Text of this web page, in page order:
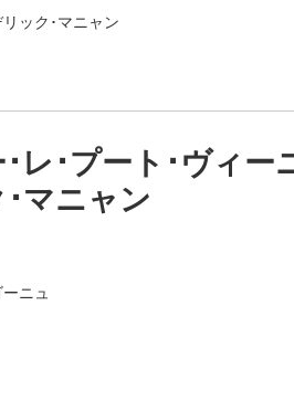
ック･マニャン
レ･プート･ヴィー
マニャン
ニュ